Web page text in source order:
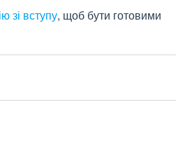
зі вступу, щоб бути готовими